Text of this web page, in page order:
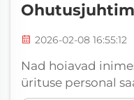
2026-02-08 16:55:12
Nad hoiavad
ürituse personal